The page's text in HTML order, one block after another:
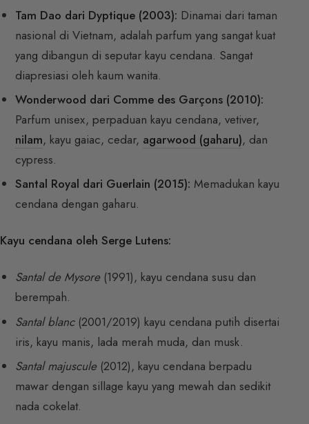
Tam Dao dari Dyptique (2003): Dinamai dari taman
nasional di Vietnam, adalah parfum yang sangat kuat
yang dibangun di seputar kayu cendana. Sangat
diapresiasi oleh kaum wanita.
Wonderwood dari Comme des Garçons (2010):
Parfum unisex, perpaduan kayu cendana, vetiver,
nilam, kayu gaiac, cedar, agarwood (gaharu), dan
cypress.
Santal Royal dari Guerlain (2015): Memadukan kayu
cendana dengan gaharu.
Kayu cendana oleh Serge Lutens:
Santal de Mysore(1991), kayu cendana susu dan
berempah.
Santal blanc(2001/2019) kayu cendana putih disertai
iris, kayu manis, lada merah muda, dan musk.
Santal majuscule(2012), kayu cendana berpadu
mawar dengan sillage kayu yang mewah dan sedikit
nada cokelat.